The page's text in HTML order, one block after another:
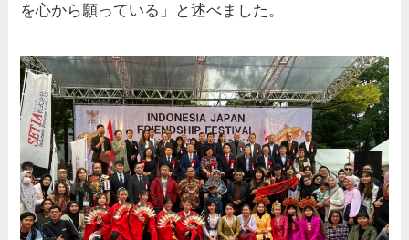
を心から願っている」と述べました。